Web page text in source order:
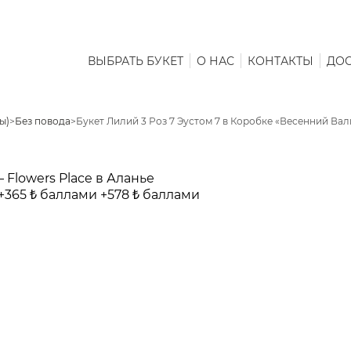
ВЫБРАТЬ БУКЕТ О НАС КОНТАКТЫ
>Без повода>Букет Лилий 3 Роз 7 Эустом 7 в Коробке «Весенний
₺ баллами +578 ₺ баллами